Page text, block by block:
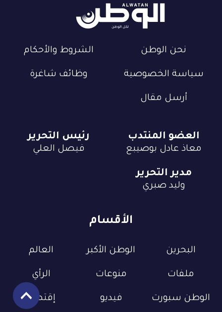
نحن الوطن الشروط والأحكام
سياسة الخصوصية وظائف شاغرة
أرسل مقال
الأقسام
البحرين الوطن الأكبر العالم
ملفات منوعات الرأي
الوطن سبورت فيديو إقتصاد
العضو المنتدب
معاذ عادل بوصيبع
رئيس التحرير
فيصل العلي
مدير التحرير
وليد صبري